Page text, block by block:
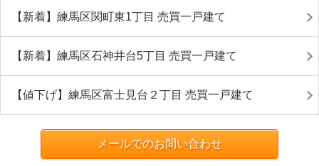
【新着】練馬区関町東1丁目 売買一戸建て
【新着】練馬区石神井台5丁目 売買一戸建て
【値下げ】練馬区富士見台２丁目 売買一戸建て
メールでのお問い合わせ